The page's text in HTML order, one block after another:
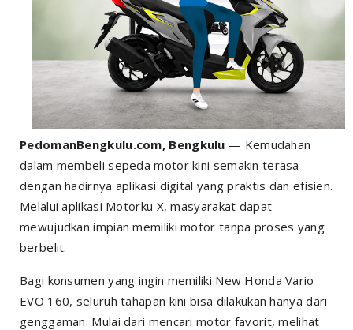
PedomanBengkulu.com, Bengkulu — Kemudahan
dalam membeli sepeda motor kini semakin terasa
dengan hadirnya aplikasi digital yang praktis dan efisien.
Melalui aplikasi Motorku X, masyarakat dapat
mewujudkan impian memiliki motor tanpa proses yang
berbelit.
Bagi konsumen yang ingin memiliki New Honda Vario
EVO 160, seluruh tahapan kini bisa dilakukan hanya dari
genggaman. Mulai dari mencari motor favorit, melihat